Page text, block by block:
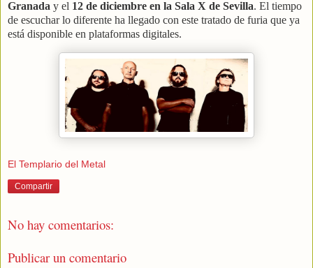
Granada y el 12 de diciembre en la Sala X de Sevilla. El tiempo
de escuchar lo diferente ha llegado con este tratado de furia que ya
está disponible en plataformas digitales.
El Templario del Metal
Compartir
No hay comentarios:
Publicar un comentario